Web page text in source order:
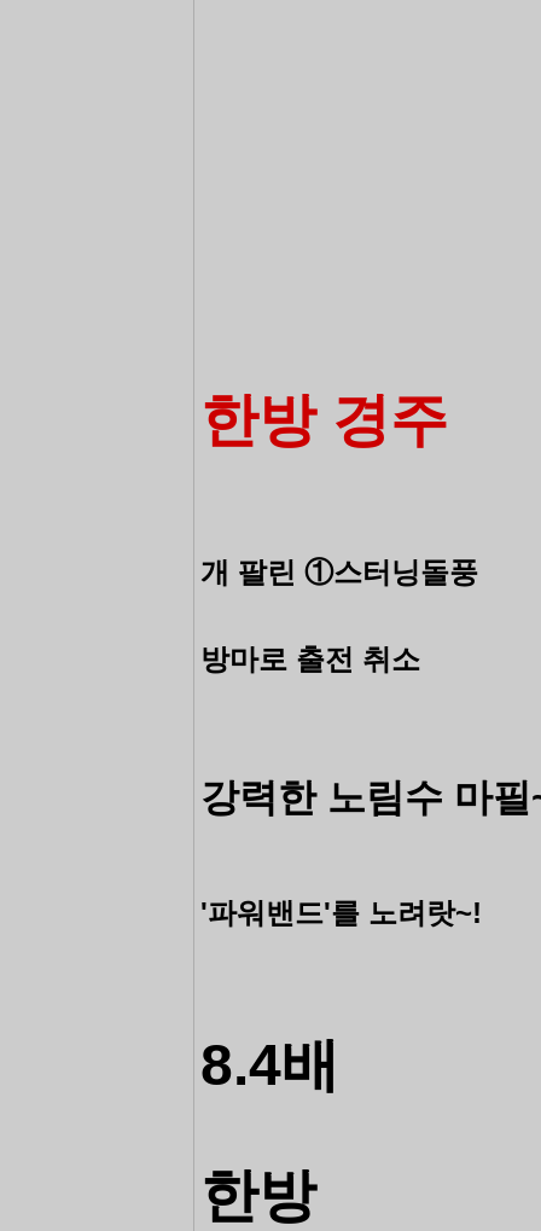
한방 경주
개 팔린 ①스터닝돌풍
방마로 출전 취소
강력한 노림수 마필
'파워밴드'를 노려랏~!
8.4배
한방